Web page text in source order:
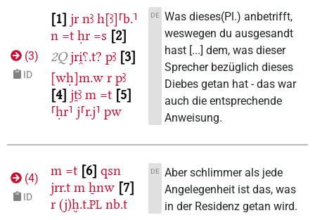
(3)
ID
1 jr nꜣ h[ꜣ]⸢b.⸣
n =t ḥr =s 2
2Q jri̯⸮.t? pꜣ 3
[wḥ]m.w r pꜣ
4 jṯꜣ m =t 5
⸢ḥr⸣ j⸢r.j⸣ pw
DE Was dieses(Pl.) anbetrifft,
weswegen du ausgesandt
hast [...] dem, was dieser
Sprecher bezüglich dieses
Diebes getan hat - das war
auch die entsprechende
Anweisung.
(4)
ID
m =t 6 qsn
jrr.t m ẖnw 7
r (j)ḫ.t.PL nb.t
DE Aber schlimmer als jede
Angelegenheit ist das, was
in der Residenz getan wird.